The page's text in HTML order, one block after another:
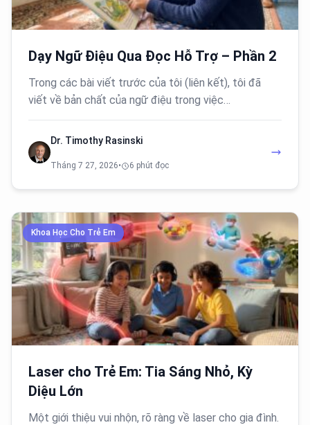
Dạy Ngữ Điệu Qua Đọc Hỗ Trợ – Phần 2
Trong các bài viết trước của tôi (liên kết), tôi đã
viết về bản chất của ngữ điệu trong việc…
Dr. Timothy Rasinski
Tháng 7 27, 2026• 6 phút đọc
Khoa Học Cho Trẻ Em
Laser cho Trẻ Em: Tia Sáng Nhỏ, Kỳ
Diệu Lớn
Một giới thiệu vui nhộn, rõ ràng về laser cho gia đình.